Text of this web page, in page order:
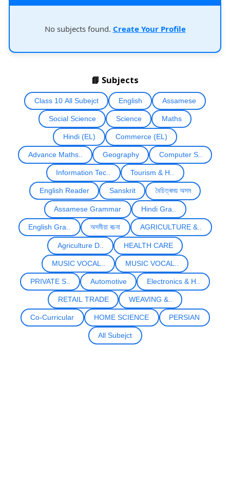
No subjects found. Create Your Profile
📘 Subjects
Class 10 All Subejct English Assamese
Social Science Science Maths
Hindi (EL) Commerce (EL)
Advance Maths.. Geography Computer S..
Information Tec.. Tourism & H..
English Reader Sanskrit বৈচিত্ৰময় অসম
Assamese Grammar Hindi Gra..
English Gra.. অসমীয়া ৰচনা AGRICULTURE &..
Agriculture D.. HEALTH CARE
MUSIC VOCAL.. MUSIC VOCAL..
PRIVATE S.. Automotive Electronics & H..
RETAIL TRADE WEAVING &..
Co-Curricular HOME SCIENCE PERSIAN
All Subejct